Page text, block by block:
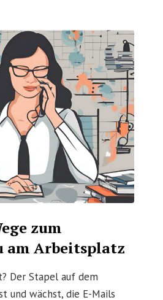
zum
am Arbeitsplatz
Der Stapel auf dem
und wächst, die E-Mails